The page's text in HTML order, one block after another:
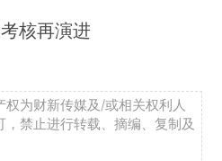
核再演进
为财新传媒及/或相关权利人
禁止进行转载、摘编、复制及